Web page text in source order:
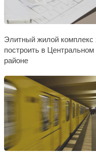
Элитный жилой комплекс
построить в Центральном
районе